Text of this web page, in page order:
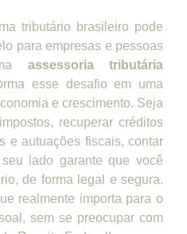
tributário brasileiro pode
para empresas e pessoas
assessoria tributária
esse desafio em uma
e crescimento. Seja
recuperar créditos
e autuações fiscais, contar
lado garante que você
de forma legal e segura.
realmente importa para o
sem se preocupar com